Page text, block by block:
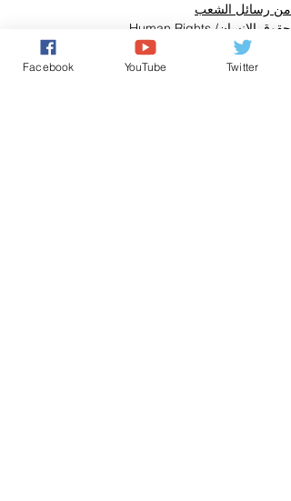
من رسائل الشعب
حقوق الانسان/ Human Rights
كل شيء عن المَلَكِيّة بالمغرب
Facebook YouTube Twitter